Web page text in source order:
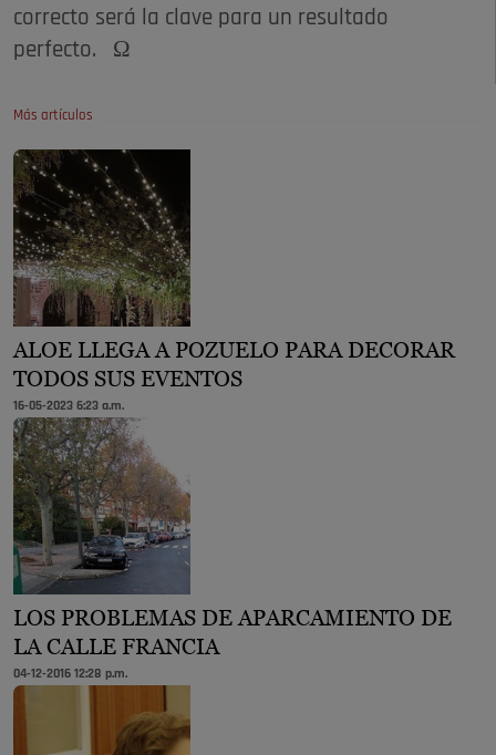
correcto será la clave para un resultado
perfecto. Ω
Más artículos
ALOE LLEGA A POZUELO PARA DECORAR
TODOS SUS EVENTOS
16-05-2023 6:23 a.m.
LOS PROBLEMAS DE APARCAMIENTO DE
LA CALLE FRANCIA
04-12-2016 12:28 p.m.